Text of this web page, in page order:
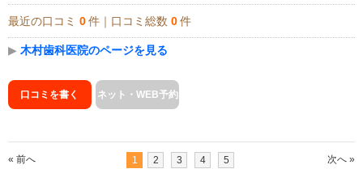
最近の口コミ 0 件｜口コミ総数 0 件
▶ 木村歯科医院のページを見る
口コミを書く ネット・WEB予約
« 前へ 1 2 3 4 5 次へ »